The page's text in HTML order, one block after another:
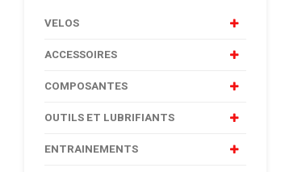
VELOS
ACCESSOIRES
COMPOSANTES
OUTILS ET LUBRIFIANTS
ENTRAINEMENTS